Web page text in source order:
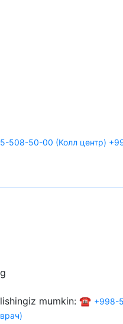
508-50-00 (Колл центр)
mumkin: ☎️ +998-